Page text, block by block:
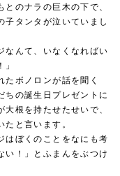
とのナラの巨木の下で、
子タンタが泣いていまし
なんて、いなくなればい
たボノロンが話を聞く
ちの誕生日プレゼントに
大根を持たせたせいで、
たと言います。
はぼくのことをなにも考
い！」とふまんをぶつけ